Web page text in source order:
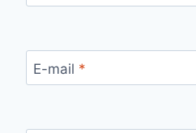
E-mail *